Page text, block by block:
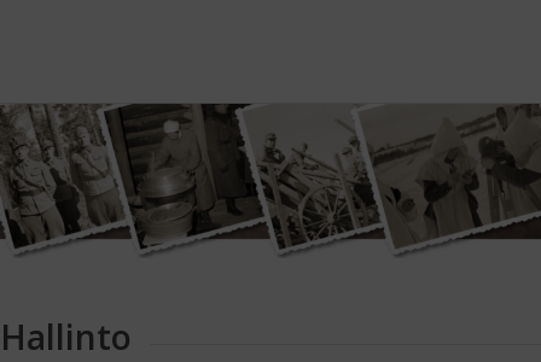
Hallinto